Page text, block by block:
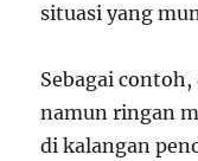
situasi yang
Sebagai
namun ringan
di kalangan